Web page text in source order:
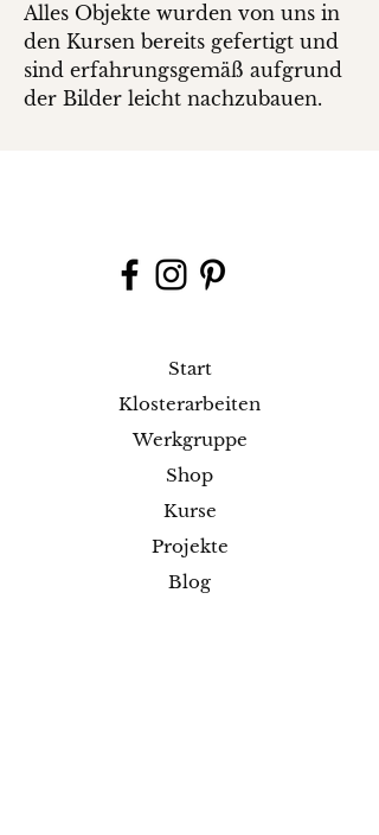
Alles Objekte wurden von uns in
den Kursen bereits gefertigt und
sind erfahrungsgemäß aufgrund
der Bilder leicht nachzubauen.
Start
Klosterarbeiten
Werkgruppe
Shop
Kurse
Projekte
Blog